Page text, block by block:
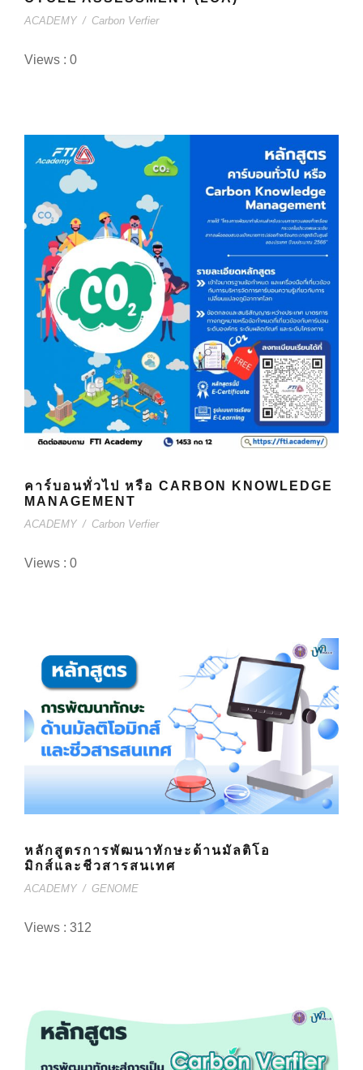
ACADEMY / Carbon Verfier
Views : 0
คาร์บอนทั่วไป หรือ CARBON KNOWLEDGE
MANAGEMENT
ACADEMY / Carbon Verfier
Views : 0
หลักสูตรการพัฒนาทักษะด้านมัลติโอ
มิกส์และชีวสารสนเทศ
ACADEMY / GENOME
Views : 312